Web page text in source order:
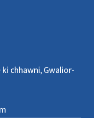
chhawni, Gwalior-